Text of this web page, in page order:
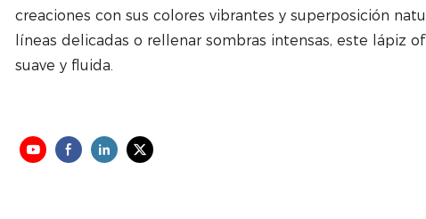
creaciones con sus colores vibrantes y superposición
líneas delicadas o rellenar sombras intensas, este lápiz
suave y fluida.